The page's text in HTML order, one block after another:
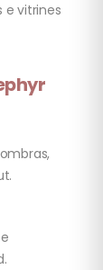
e vitrines